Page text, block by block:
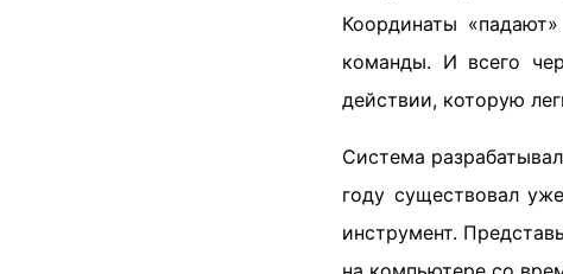
Координаты
команды. И всего
действии, которую
Система
году существовал
инструмент.